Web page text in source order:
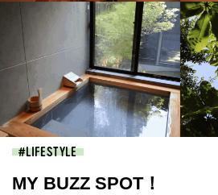
LIFESTYLE
MY BUZZ SPOT！